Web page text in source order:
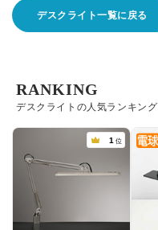
デスクライト一覧に戻る
デスクライトの人気ランキング
RANKING
1 位